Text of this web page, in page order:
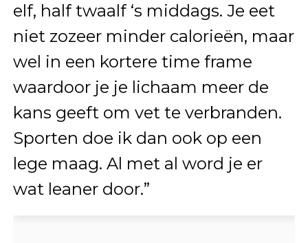
elf, half twaalf ‘s middags. Je eet
niet zozeer minder calorieën, maar
wel in een kortere time frame
waardoor je je lichaam meer de
kans geeft om vet te verbranden.
Sporten doe ik dan ook op een
lege maag. Al met al word je er
wat leaner door.”